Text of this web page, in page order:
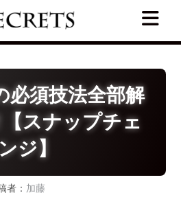
必須技法全部解
スナップチェ
ンジ】
者： 加藤